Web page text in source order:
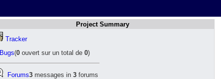
Project Summary
Tracker
Bugs(0 ouvert sur un total de 0)
Forums3 messages in 3 forums